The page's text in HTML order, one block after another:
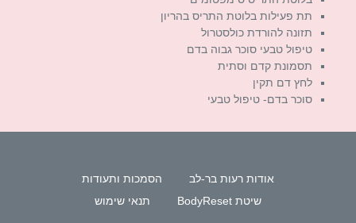
תת פעילות בלוטת התריס בהריון
תזונה להורדת כולסטרול
טיפול טבעי סוכר גבוה בדם
תסמונת קדם וסתית
לחץ דם תקין
סוכר בדם- טיפול טבעי
אודות רעות בר-לב
הסמכות ותעודות
שיטת BodyReset
תנאי שימוש